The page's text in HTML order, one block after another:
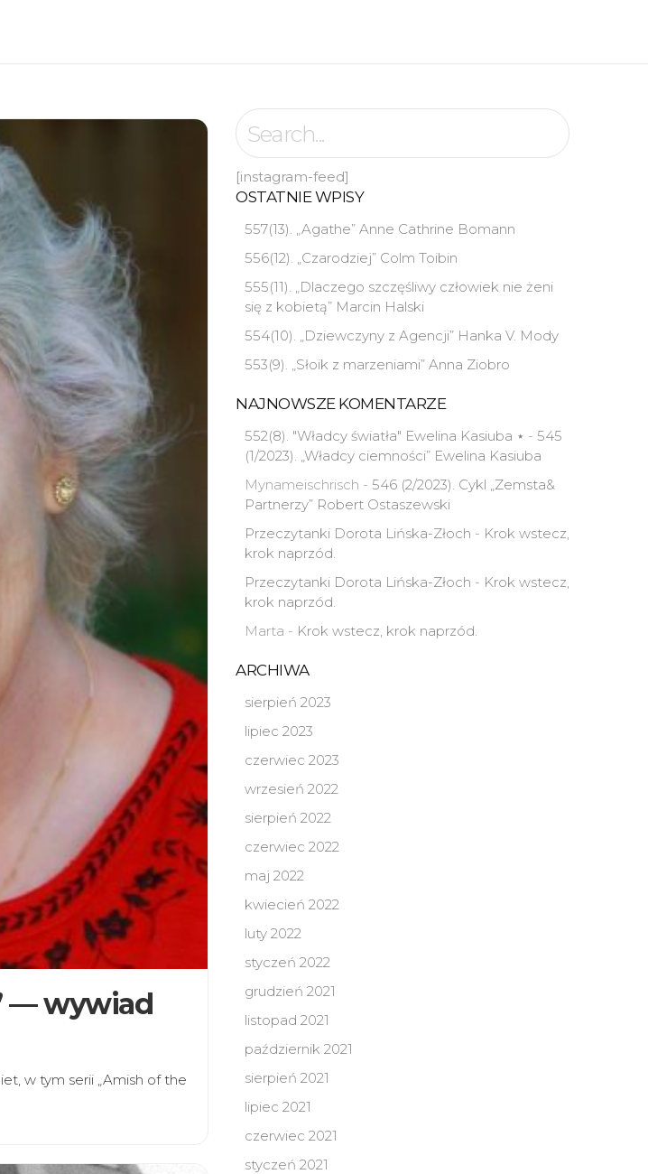
— wywiad
w tym serii „Amish of the
[instagram-feed]
OSTATNIE WPISY
557(13). „Agathe” Anne Cathrine Bomann
556(12). „Czarodziej” Colm Toibin
555(11). „Dlaczego szczęśliwy człowiek nie żeni
się z kobietą” Marcin Halski
554(10). „Dziewczyny z Agencji” Hanka V. Mody
553(9). „Słoik z marzeniami” Anna Ziobro
NAJNOWSZE KOMENTARZE
552(8). "Władcy światła" Ewelina Kasiuba ⋆ - 545
(1/2023). „Władcy ciemności” Ewelina Kasiuba
Mynameischrisch - 546 (2/2023). Cykl „Zemsta&
Partnerzy” Robert Ostaszewski
Przeczytanki Dorota Lińska-Złoch - Krok wstecz,
krok naprzód.
Przeczytanki Dorota Lińska-Złoch - Krok wstecz,
krok naprzód.
Marta - Krok wstecz, krok naprzód.
ARCHIWA
sierpień 2023
lipiec 2023
czerwiec 2023
wrzesień 2022
sierpień 2022
czerwiec 2022
maj 2022
kwiecień 2022
luty 2022
styczeń 2022
grudzień 2021
listopad 2021
październik 2021
sierpień 2021
lipiec 2021
czerwiec 2021
styczeń 2021